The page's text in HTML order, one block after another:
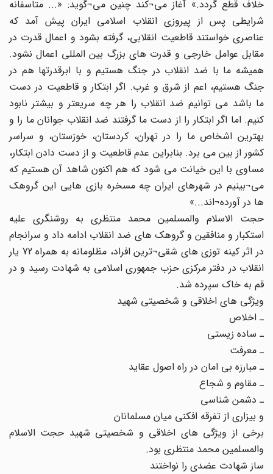
خلاف قطع گردد.» آغاز می¬کند چنین می¬گوید: «... متاسفانه
شرایطی پس از پیروزی انقلاب اسلامی ایران پیش آمد که
عناصری خواستند قاطعیت انقلابی، گرفته بشود و اعمال قدرت در
مقابل عوامل خارجی و قدرت های بزرگ بین المللی اعمال نشود.
همیشه ما با ضد انقلاب در جنگ هستیم و با ابرقدرتها هم در
جنگ هستیم، اعم از شرق و غرب. اگر ابتکار و قاطعیت در دست
ما باشد می توانیم ضد انقلاب را هر چه سریعتر و بیشتر نابود
کنیم. اما اگر ابتکار را از دست ما گرفتند ضد انقلاب جوانان ما را و
بهترین اشخاص ما را در تهران، کردستان، خوزستان، و سراسر
کشور از بین می برد. بنابراین عدم قاطعیت و از دست دادن ابتکار،
مساوی با این خیانت می شود که هم اکنون شاهد آن هستیم که
می¬بینیم در شهرهای ایران چه مسخره بازی هایی این گروهک
ها در آورده¬اند...»
حجت الاسلام والمسلمین محمد منتظری به روشنگری علیه
استکبار و منافقین و گروهک های ضد انقلاب ادامه داد و سرانجام
در اثر کینه توزی های شقی¬ترین افراد، مظلومانه به همراه 72 یار
انقلاب در دفتر مرکزی حزب جمهوری اسلامی به شهادت رسید و در
قم به خاک سپرده شد.
ویژگی های اخلاقی و شخصیتی شهید
ـ اخلاص
ـ ساده زیستی
ـ معرفت
ـ مبارزه بی امان در راه اصول عقاید
ـ مقاوم و شجاع
ـ دشمن شناسی
و بیزاری از تفرقه افکنی میان مسلمانان
برخی از ویژگی های اخلاقی و شخصیتی شهید حجت الاسلام
والمسلمین محمد منتظری بود.
ساز شهادت عضدی را نواختند